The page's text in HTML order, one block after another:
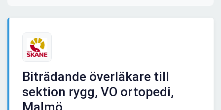
Biträdande överläkare till
sektion rygg, VO ortopedi,